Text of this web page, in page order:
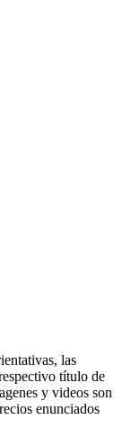
las
título de
y videos son
enunciados